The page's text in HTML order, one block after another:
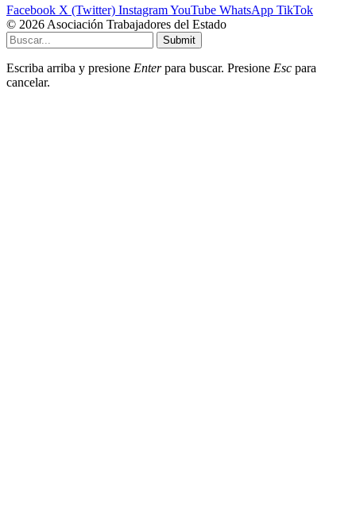
Facebook X (Twitter) InstagramYouTube WhatsApp TikTok
© 2026 Asociación Trabajadores del Estado
Submit
Escriba arriba y presione Enterpara buscar. Presione Esc para
cancelar.